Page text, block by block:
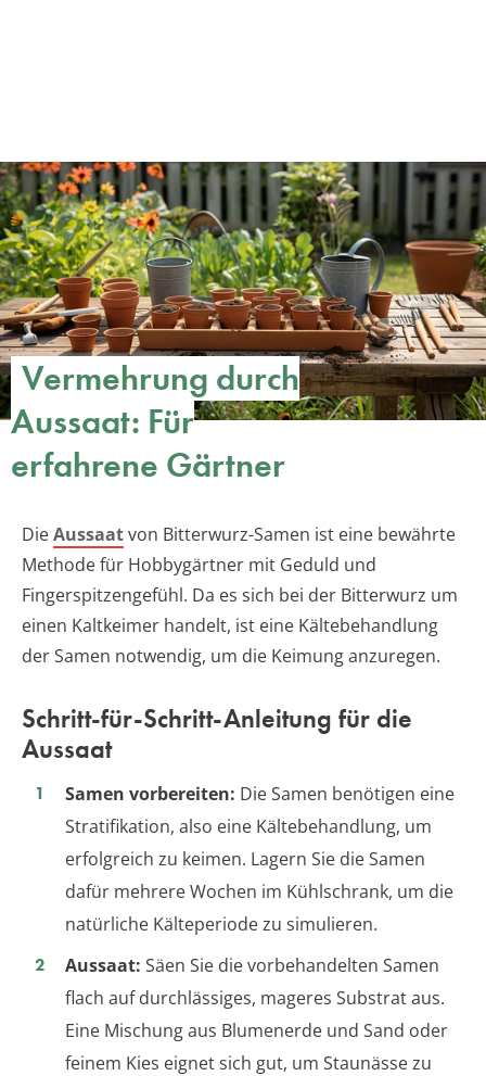
Vermehrung durch
Aussaat: Für
erfahrene Gärtner
DieAussaatvon Bitterwurz-Samen ist eine bewährte
Methode für Hobbygärtner mit Geduld und
Fingerspitzengefühl. Da es sich bei der Bitterwurz um
einen Kaltkeimer handelt, ist eine Kältebehandlung
der Samen notwendig, um die Keimung anzuregen.
Schritt-für-Schritt-Anleitung für die
Aussaat
Samen vorbereiten: Die Samen benötigen eine
Stratifikation, also eine Kältebehandlung, um
erfolgreich zu keimen. Lagern Sie die Samen
dafür mehrere Wochen im Kühlschrank, um die
natürliche Kälteperiode zu simulieren.
Aussaat: Säen Sie die vorbehandelten Samen
flach auf durchlässiges, mageres Substrat aus.
Eine Mischung aus Blumenerde und Sand oder
feinem Kies eignet sich gut, um Staunässe zu